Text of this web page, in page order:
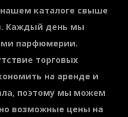
нашем каталоге свыше
Каждый день мы
парфюмерии.
торговых
на аренде и
поэтому мы можем
возможные цены на